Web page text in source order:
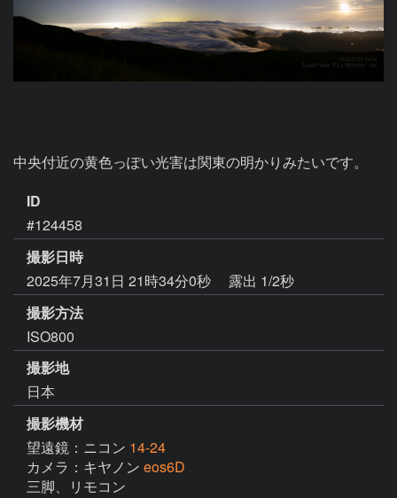
中央付近の黄色っぽい光害は関東の明かりみたいです。
ID
#124458
撮影日時
2025年7月31日 21時34分0秒
露出 1/2秒
撮影方法
ISO800
撮影地
日本
撮影機材
望遠鏡：ニコン 14-24
カメラ：キヤノン eos6D
三脚、リモコン